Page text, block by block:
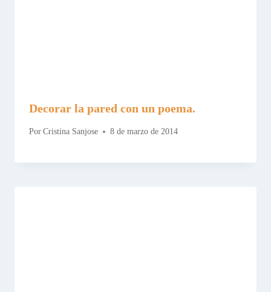
Decorar la pared con un poema.
Por Cristina Sanjose 8 de marzo de 2014